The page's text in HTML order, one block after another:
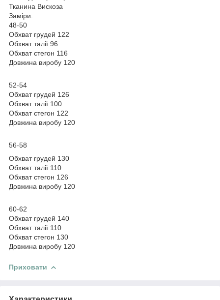
Тканина Вискоза
Заміри:
48-50
Обхват грудей 122
Обхват талії 96
Обхват стегон 116
Довжина виробу 120
52-54
Обхват грудей 126
Обхват талії 100
Обхват стегон 122
Довжина виробу 120
56-58
Обхват грудей 130
Обхват талії 110
Обхват стегон 126
Довжина виробу 120
60-62
Обхват грудей 140
Обхват талії 110
Обхват стегон 130
Довжина виробу 120
Приховати